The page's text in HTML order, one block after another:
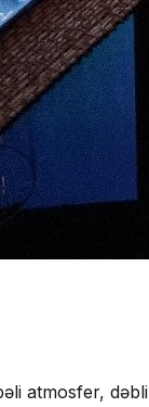
atmosfer,